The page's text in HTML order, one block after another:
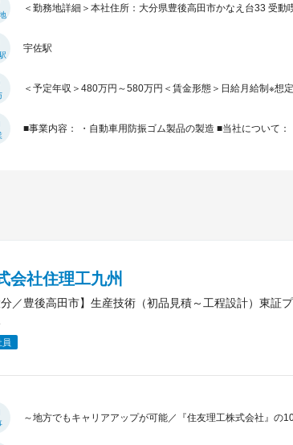
＜勤務地詳細＞本社住所：大分県豊後高田市かなえ台33 受
宇佐駅
＜予定年収＞480万円～580万円＜賃金形態＞日給月給制※想
■事業内容： ・自動車用防振ゴム製品の製造 ■当社について
会社住理工九州
分／豊後高田市】生産技術（初品見積～工程設計）東
員
～地方でもキャリアアップが可能／『住友理工株式会社』の